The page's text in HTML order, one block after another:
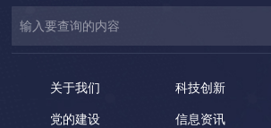
关于我们 科技创新
党的建设 信息资讯